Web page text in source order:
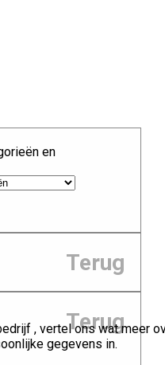
en
Terug
Terug
, vertel ons wat meer
gegevens in.